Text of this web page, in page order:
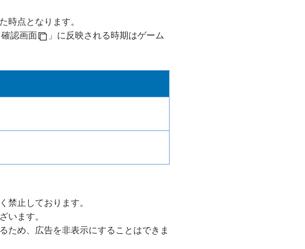
時点となります。
認画面
」に反映される時期はゲーム
禁止しております。
います。
ため、広告を非表示にすることはできま